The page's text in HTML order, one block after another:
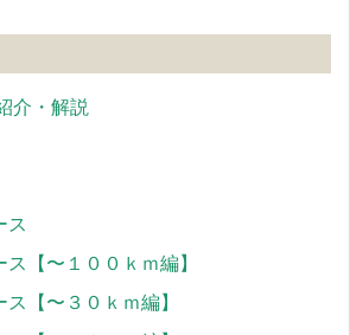
介・解説
ス
【〜１００ｋｍ編】
【〜３０ｋｍ編】